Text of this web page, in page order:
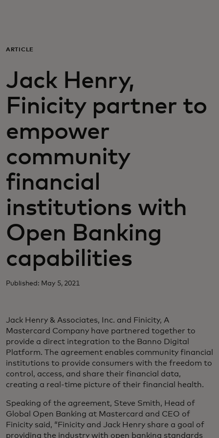
Para empresas
Para el mundo
Para innovadores
Noticias y tendencias
ARTICLE
Jack Henry,
Finicity partner to
empower
community
financial
institutions with
Open Banking
capabilities
Published: May 5, 2021
Jack Henry & Associates, Inc. and Finicity, A
Mastercard Company have partnered together to
provide a direct integration to the Banno Digital
Platform. The agreement enables community financial
institutions to provide consumers with the freedom to
control, access, and share their financial data,
creating a real-time picture of their financial health.
Speaking of the agreement, Steve Smith, Head of
Global Open Banking at Mastercard and CEO of
Finicity said, “Finicity and Jack Henry share a goal of
providing the industry with open banking standards